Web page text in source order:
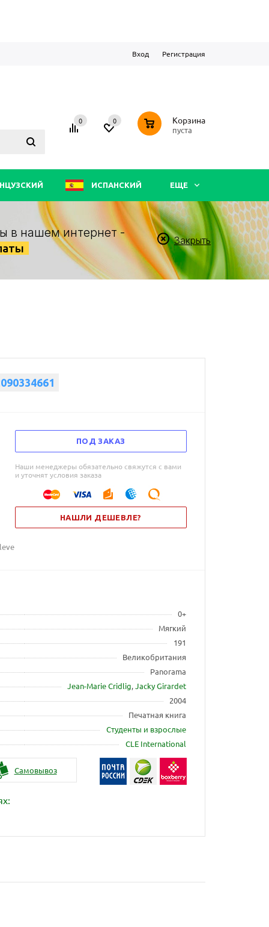
Вход Регистрация
0 0 0 Корзина
пуста
ИСПАНСКИЙ ЕЩЕ
в нашем интернет -
Закрыть
ПОД ЗАКАЗ
Наши менеджеры обязательно свяжутся с вами
и уточнят условия заказа
НАШЛИ ДЕШЕВЛЕ?
0+
Мягкий
191
Великобритания
Panorama
Jean-Marie Cridlig,Jacky Girardet
2004
Печатная книга
Студенты и взрослые
CLE International
Самовывоз